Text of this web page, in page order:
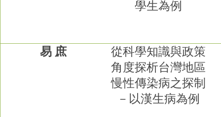
學生為例
易 庶
從科學知識與政策
角度探析台灣地區
慢性傳染病之探制
－以漢生病為例